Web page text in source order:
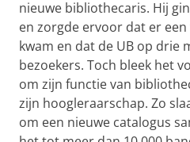
nieuwe bibliothecaris. Hij
en zorgde ervoor dat er
kwam en dat de UB op drie
bezoekers. Toch bleek het
om zijn functie van
zijn hoogleraarschap. Zo
om een nieuwe catalogus